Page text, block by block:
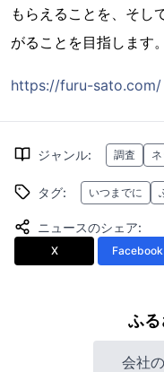
もらえることを、そし
がることを目指します。
https://furu-sato.com/
ジャンル: 調査
タグ: いつまでに
ニュースのシェア:
X Facebook
ふる
会社